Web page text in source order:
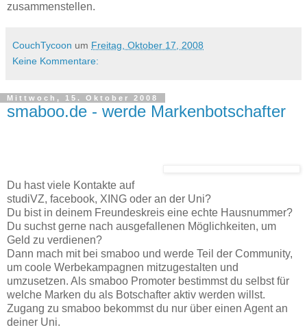
zusammenstellen.
CouchTycoon um Freitag, Oktober 17, 2008
Keine Kommentare:
Mittwoch, 15. Oktober 2008
smaboo.de - werde Markenbotschafter
Du hast viele Kontakte auf
studiVZ, facebook, XING oder an der Uni?
Du bist in deinem Freundeskreis eine echte Hausnummer?
Du suchst gerne nach ausgefallenen Möglichkeiten, um
Geld zu verdienen?
Dann mach mit bei smaboo und werde Teil der Community,
um coole Werbekampagnen mitzugestalten und
umzusetzen. Als smaboo Promoter bestimmst du selbst für
welche Marken du als Botschafter aktiv werden willst.
Zugang zu smaboo bekommst du nur über einen Agent an
deiner Uni.